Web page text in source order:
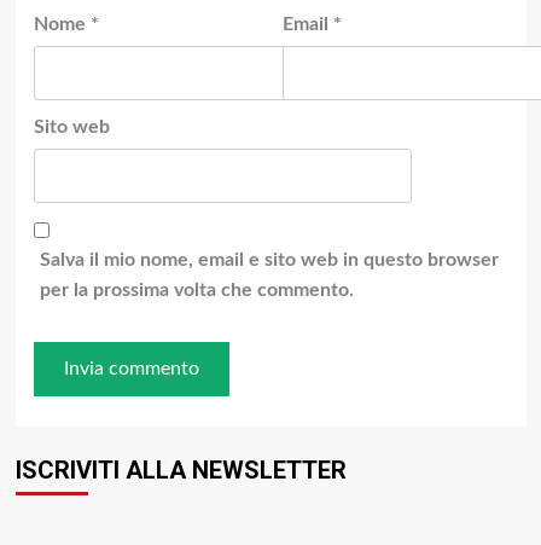
Nome * Email *
Sito web
Salva il mio nome, email e sito web in questo browser
per la prossima volta che commento.
ISCRIVITI ALLA NEWSLETTER